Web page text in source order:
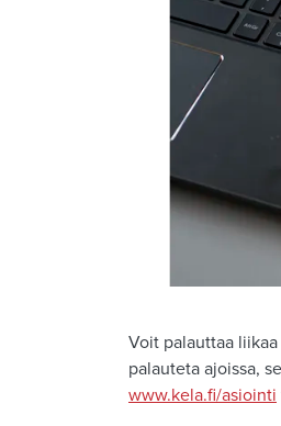
Voit palauttaa
palauteta ajoissa,
www.kela.fi/asiointi